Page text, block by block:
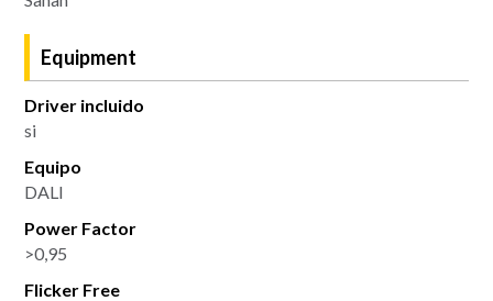
Equipment
Driver incluido
si
Equipo
DALI
Power Factor
>0,95
Flicker Free